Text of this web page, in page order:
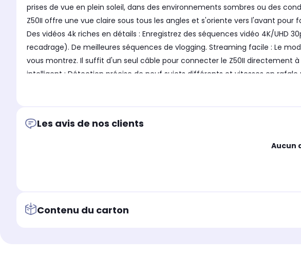
prises de vue en plein soleil, dans des environnements sombres ou des
Z50II offre une vue claire sous tous les angles et s'oriente vers l'avant
Des vidéos 4k riches en détails : Enregistrez des séquences vidéo 4K/
recadrage). De meilleures séquences de vlogging. Streaming facile : Le
vous montrez. Il suffit d'un seul câble pour connecter le Z50II
intelligent : Détection précise de neuf sujets différents et vitesses en
mode 3D, oiseaux et avions dédiés. Excellent en conditions de faible
Les avis de nos clients
Aucun
Contenu du carton